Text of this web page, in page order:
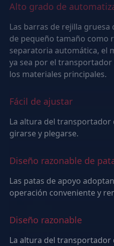
Alto grado de
Las barras de rejilla
de pequeño tamaño como residuos. Gracias a la puerta de acceso
separatoria automática, el
ya sea por el transportador de correa de apertura lateral o junto con
los materiales principales.
Fácil de ajustar
La altura del transportador
girarse y plegarse.
Diseño razonable de
Las patas de apoyo
Diseño razonable
La altura del transportador